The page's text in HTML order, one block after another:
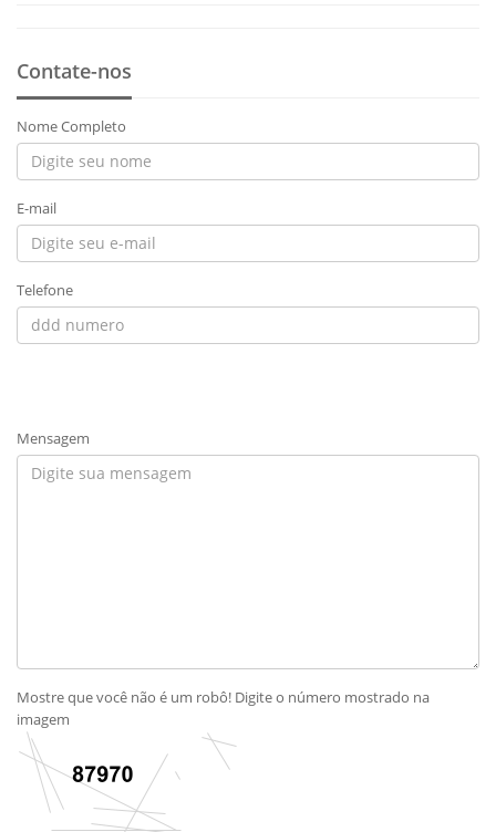
Contate-nos
Nome Completo
E-mail
Telefone
Mensagem
Mostre que você não é um robô! Digite o número mostrado na
imagem